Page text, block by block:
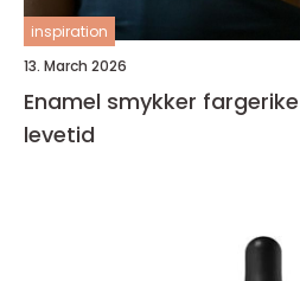
inspiration
13. March 2026
Enamel smykker fargerike smykker med lang
levetid